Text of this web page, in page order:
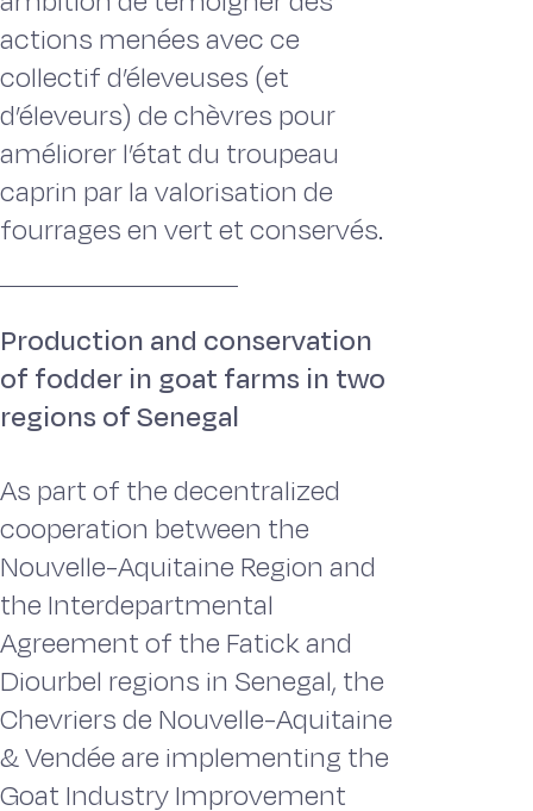
actions menées avec ce
collectif d’éleveuses (et
d’éleveurs) de chèvres pour
améliorer l’état du troupeau
caprin par la valorisation de
fourrages en vert et conservés.
Production and conservation
of fodder in goat farms in two
regions of Senegal
As part of the decentralized
cooperation between the
Nouvelle-Aquitaine Region and
the Interdepartmental
Agreement of the Fatick and
Diourbel regions in Senegal, the
Chevriers de Nouvelle-Aquitaine
& Vendée are implementing the
Goat Industry Improvement